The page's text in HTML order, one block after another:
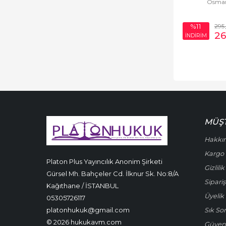
TOPLU
%11
İNDİRİM
295
Platon Plus Yayıncılık Anonim Şirketi
Gürsel Mh. Bahçeler Cd. İlknur Sk. No:8/A
Kağıthane / İSTANBUL
05305726117
platonhukuk@gmail.com
© 2026 hukukavm.com
Kargo
Üyelik
Sık